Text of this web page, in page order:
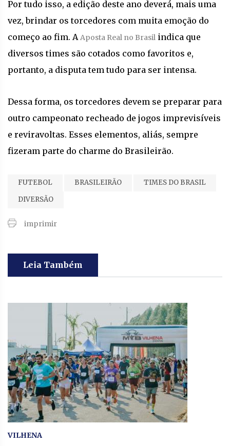
Por tudo isso, a edição deste ano deverá, mais uma
vez, brindar os torcedores com muita emoção do
começo ao fim. A Aposta Real no Brasil indica que
diversos times são cotados como favoritos e,
portanto, a disputa tem tudo para ser intensa.
Dessa forma, os torcedores devem se preparar para
outro campeonato recheado de jogos imprevisíveis
e reviravoltas. Esses elementos, aliás, sempre
fizeram parte do charme do Brasileirão.
FUTEBOL BRASILEIRÃO
TIMES DO BRASIL
DIVERSÃO
imprimir
Leia Também
VILHENA